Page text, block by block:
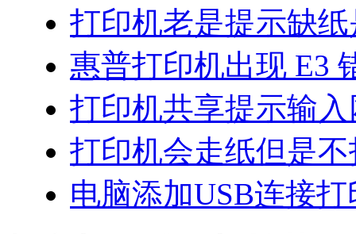
打印机老是提示缺
惠普打印机出现 E3
打印机共享提示输
打印机会走纸但是
电脑添加USB连接